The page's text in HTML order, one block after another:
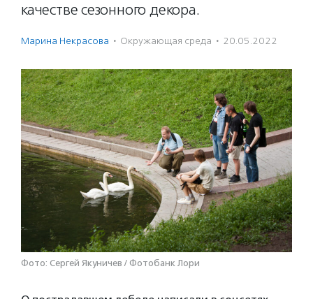
качестве сезонного декора.
Марина Некрасова · Окружающая среда · 20.05.2022
Фото: Сергей Якуничев / Фотобанк Лори